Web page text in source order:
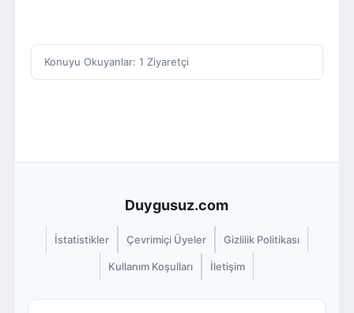
Konuyu Okuyanlar: 1 Ziyaretçi
Duygusuz.com
İstatistikler Çevrimiçi Üyeler Gizlilik Politikası
Kullanım Koşulları İletişim